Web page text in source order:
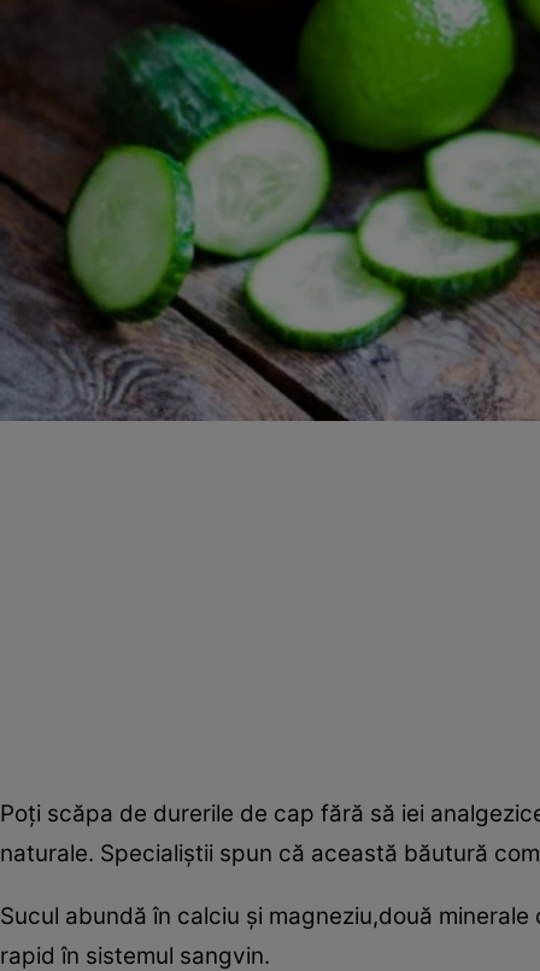
Poţi scăpa de durerile de cap fără să iei
naturale. Specialiştii spun că această băutură
Sucul abundă în calciu şi magneziu,două
rapid în sistemul sangvin.